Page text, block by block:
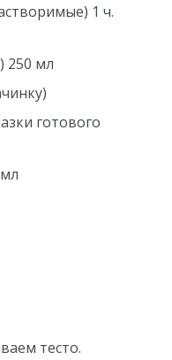
1 ч.
250 мл
готового
тесто.